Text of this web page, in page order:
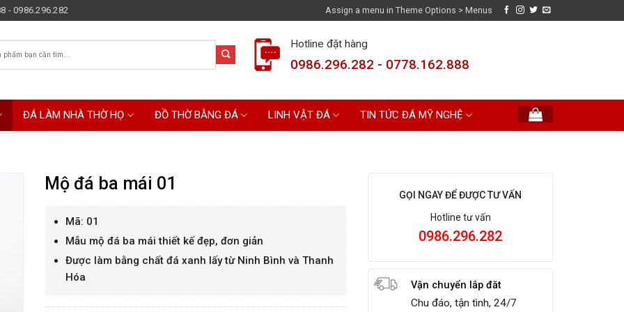
- 0986.296.282 Assign a menu in Theme Options > Menus
Hotline đặt hàng
0986.296.282 - 0778.162.888
ĐÁ LÀM NHÀ THỜ HỌ ĐỒ THỜ BẰNG ĐÁ LINH VẬT ĐÁ TIN TỨC ĐÁ MỸ NGHỆ
Mộ đá ba mái 01
Mã: 01
Mẫu mộ đá ba mái thiết kế đẹp, đơn giản
Được làm bằng chất đá xanh lấy từ Ninh Bình và Thanh
Hóa
GỌI NGAY ĐỂ ĐƯỢC TƯ VẤN
Hotline tư vấn
0986.296.282
Vận chuyển lắp đăt
Chu đáo, tận tình, 24/7